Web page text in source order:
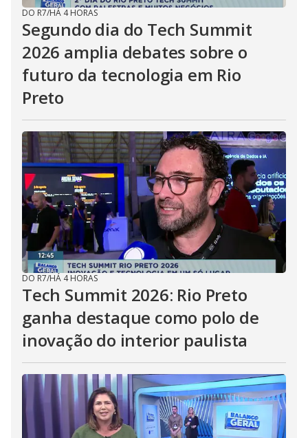
DO R7/HÁ 4 HORAS
Segundo dia do Tech Summit
2026 amplia debates sobre o
futuro da tecnologia em Rio
Preto
DO R7/HÁ 4 HORAS
Tech Summit 2026: Rio Preto
ganha destaque como polo de
inovação do interior paulista